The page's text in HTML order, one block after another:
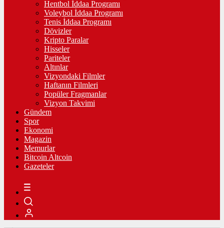
Hentbol İddaa Programı
Voleybol İddaa Programı
Tenis İddaa Programı
Dövizler
Kripto Paralar
Hisseler
Pariteler
Altınlar
Vizyondaki Filmler
Haftanın Filmleri
Popüler Fragmanlar
Vizyon Takvimi
Gündem
Spor
Ekonomi
Magazin
Memurlar
Bitcoin Altcoin
Gazeteler